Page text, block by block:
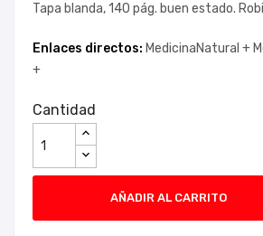
Tapa blanda, 140 pág. buen estado.
Enlaces directos: MedicinaNatural +
+
Cantidad
AÑADIR AL CARRITO